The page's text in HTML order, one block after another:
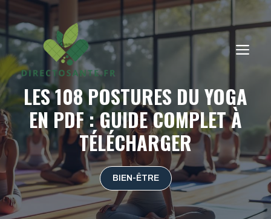
au
contenu
LES 108 POSTURES DU YOGA
EN PDF : GUIDE COMPLET À
TÉLÉCHARGER
BIEN-ÊTRE